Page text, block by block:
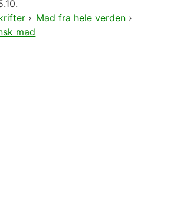
› Mad fra hele verden›
mad